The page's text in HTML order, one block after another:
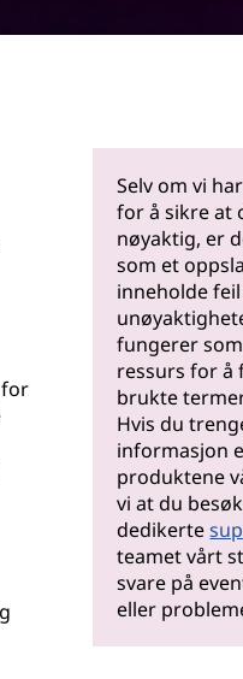
Selv om vi
for å sikre at
nøyaktig, er
som et
inneholde
fungerer
ressurs for å
brukte
Hvis du
informasjon
produktene
vi at du
dedikerte
teamet vårt
svare på
eller